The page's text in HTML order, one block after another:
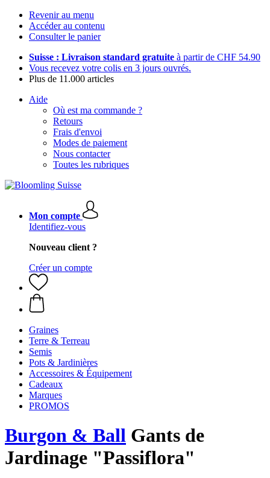
Revenir au menu
Accéder au contenu
Consulter le panier
Suisse : Livraison standard gratuite à partir de CHF 54.90
Vous recevez votre colis en 3 jours ouvrés.
Plus de 11.000 articles
Aide
Où est ma commande ?
Retours
Frais d'envoi
Modes de paiement
Nous contacter
Toutes les rubriques
Mon compte
Identifiez-vous
Nouveau client ?
Créer un compte
Graines
Terre & Terreau
Semis
Pots & Jardinières
Accessoires & Équipement
Cadeaux
Marques
PROMOS
Burgon & Ball Gants de
Jardinage "Passiflora"